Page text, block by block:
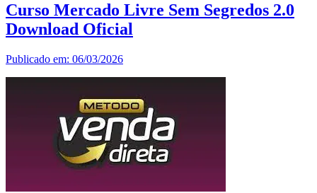
Curso Mercado Livre Sem Segredos 2.0
Download Oficial
Publicado em: 06/03/2026